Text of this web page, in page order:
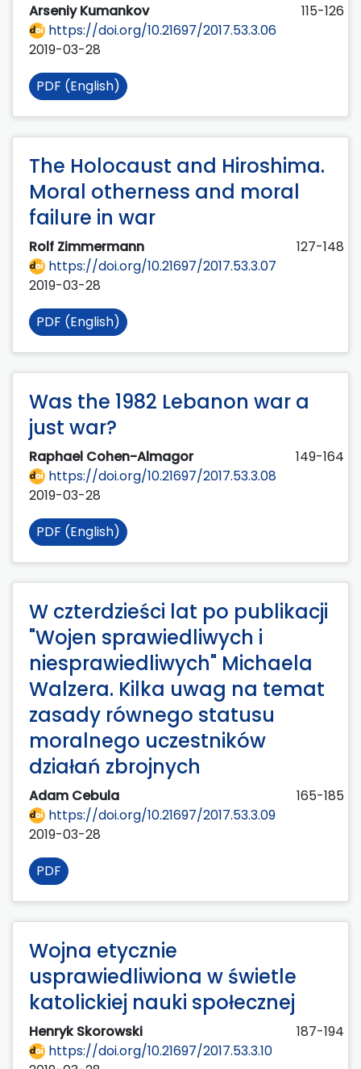
Arseniy Kumankov
115-126
https://doi.org/10.21697/2017.53.3.06
2019-03-28
PDF (English)
The Holocaust and Hiroshima.
Moral otherness and moral
failure in war
Rolf Zimmermann
127-148
https://doi.org/10.21697/2017.53.3.07
2019-03-28
PDF (English)
Was the 1982 Lebanon war a
just war?
Raphael Cohen-Almagor
149-164
https://doi.org/10.21697/2017.53.3.08
2019-03-28
PDF (English)
W czterdzieści lat po publikacji
"Wojen sprawiedliwych i
niesprawiedliwych" Michaela
Walzera. Kilka uwag na temat
zasady równego statusu
moralnego uczestników
działań zbrojnych
Adam Cebula
165-185
https://doi.org/10.21697/2017.53.3.09
2019-03-28
PDF
Wojna etycznie
usprawiedliwiona w świetle
katolickiej nauki społecznej
Henryk Skorowski
187-194
https://doi.org/10.21697/2017.53.3.10